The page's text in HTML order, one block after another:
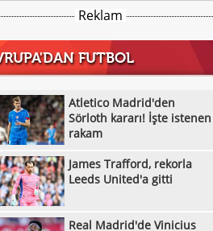
Beşiktaş'ta inanılmaz rakam: Alexander
Galatasaray'dan suç duyurusu
Kassoum Ouattara, 6 dakikada kırmızı
gördü!Aleksey Batrakov için Galatasaray
Real Madrid'de Vinicius Junior düğümü
Ertuğrul Doğan Salah transferi için itiraf!
Reklam
FUTBOL
Atletico Madrid'den
Sörloth kararı! İşte istenen
rakam
James Trafford, rekorla
Leeds United'a gitti
Real Madrid'de Vinicius